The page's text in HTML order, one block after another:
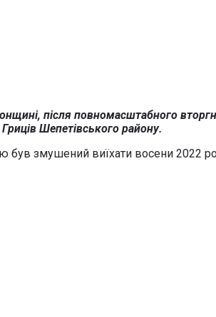
після повномасштабного
Шепетівського району.
був змушений виїхати восени 2022